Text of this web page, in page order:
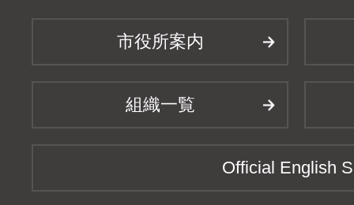
市役所案内
組織一覧
Official English